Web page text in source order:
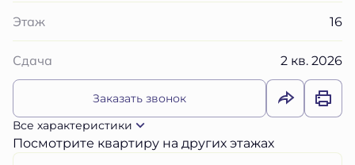
Этаж 16
Сдача 2 кв. 2026
Заказать звонок
Все характеристики
Посмотрите квартиру на других этажах